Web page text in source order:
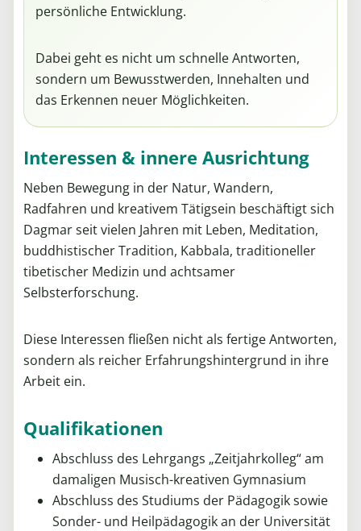
persönliche Entwicklung.
Dabei geht es nicht um schnelle Antworten,
sondern um Bewusstwerden, Innehalten und
das Erkennen neuer Möglichkeiten.
Interessen & innere Ausrichtung
Neben Bewegung in der Natur, Wandern,
Radfahren und kreativem Tätigsein beschäftigt sich
Dagmar seit vielen Jahren mit Leben, Meditation,
buddhistischer Tradition, Kabbala, traditioneller
tibetischer Medizin und achtsamer
Selbsterforschung.
Diese Interessen fließen nicht als fertige Antworten,
sondern als reicher Erfahrungshintergrund in ihre
Arbeit ein.
Qualifikationen
Abschluss des Lehrgangs „Zeitjahrkolleg“ am
damaligen Musisch-kreativen Gymnasium
Abschluss des Studiums der Pädagogik sowie
Sonder- und Heilpädagogik an der Universität